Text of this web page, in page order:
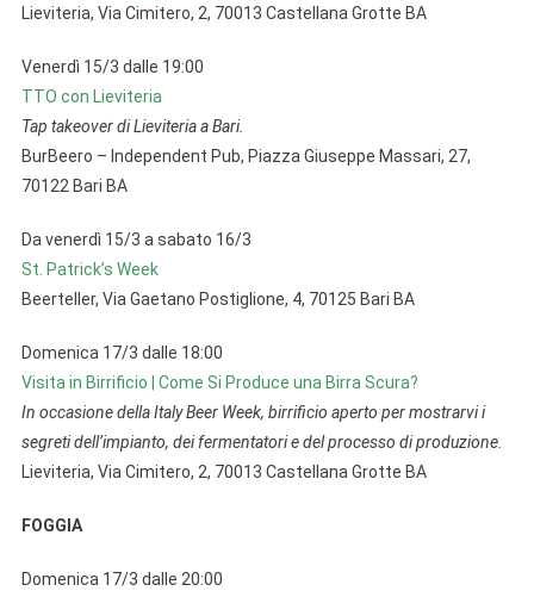
Lieviteria, Via Cimitero, 2, 70013 Castellana Grotte BA
Venerdì 15/3 dalle 19:00
TTO con Lieviteria
Tap takeover di Lieviteria a Bari.
BurBeero – Independent Pub, Piazza Giuseppe Massari, 27,
70122 Bari BA
Da venerdì 15/3 a sabato 16/3
St. Patrick’s Week
Beerteller, Via Gaetano Postiglione, 4, 70125 Bari BA
Domenica 17/3 dalle 18:00
Visita in Birrificio | Come Si Produce una Birra Scura?
In occasione della Italy Beer Week, birrificio aperto per mostrarvi i
segreti dell’impianto, dei fermentatori e del processo di produzione.
Lieviteria, Via Cimitero, 2, 70013 Castellana Grotte BA
FOGGIA
Domenica 17/3 dalle 20:00